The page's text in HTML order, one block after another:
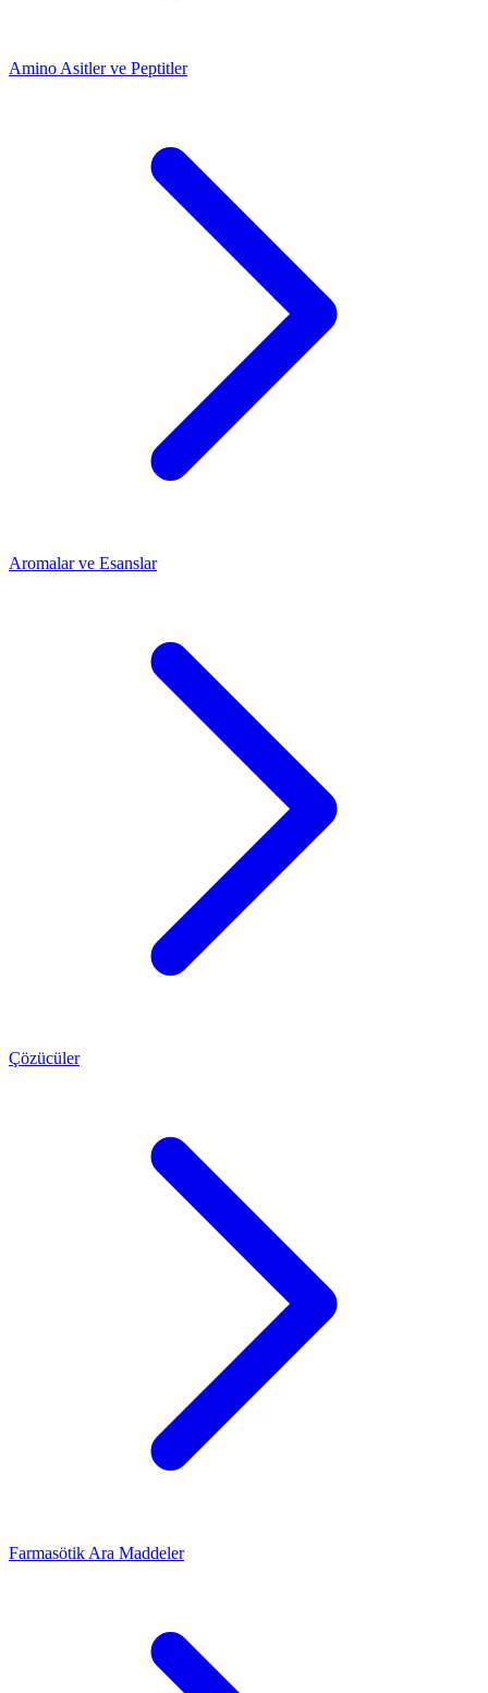
Amino Asitler ve Peptitler
Aromalar ve Esanslar
Çözücüler
Farmasötik Ara Maddeler